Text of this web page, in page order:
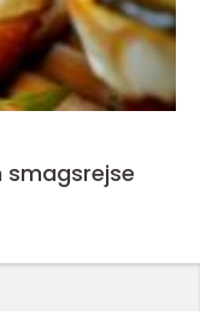
smagsrejse